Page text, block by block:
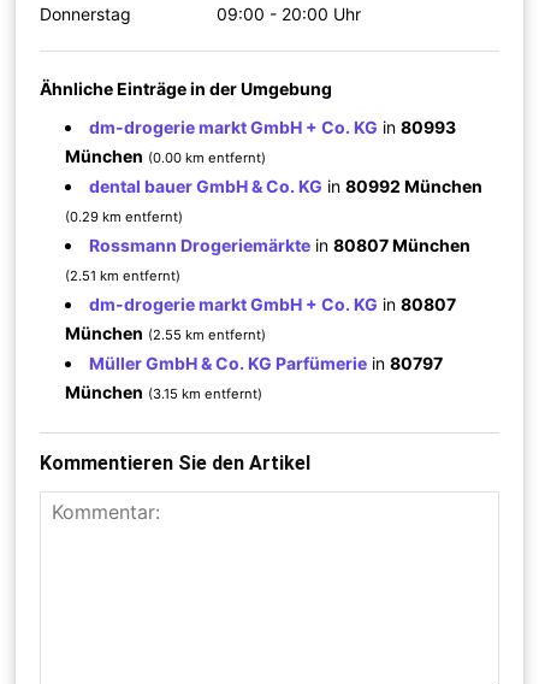
Donnerstag
09:00 - 20:00 Uhr
Ähnliche Einträge in der Umgebung
dm-drogerie markt GmbH + Co. KG in80993
München (0.00 km entfernt)
dental bauer GmbH & Co. KG in80992 München
(0.29 km entfernt)
Rossmann Drogeriemärkte in80807 München
(2.51 km entfernt)
dm-drogerie markt GmbH + Co. KG in80807
München (2.55 km entfernt)
Müller GmbH & Co. KG Parfümerie in80797
München (3.15 km entfernt)
Kommentieren Sie den Artikel